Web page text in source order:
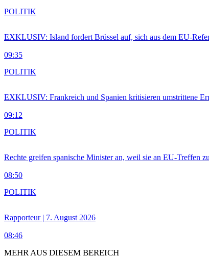
EXKLUSIV: Island fordert Brüssel auf, sich aus dem EU-
09:35
POLITIK
EXKLUSIV: Frankreich und Spanien kritisieren umstrittene
09:12
POLITIK
Rechte greifen spanische Minister an, weil sie an EU-Treffen
08:50
POLITIK
Rapporteur | 7. August 2026
08:46
POLITIK
MEHR AUS DIESEM BEREICH